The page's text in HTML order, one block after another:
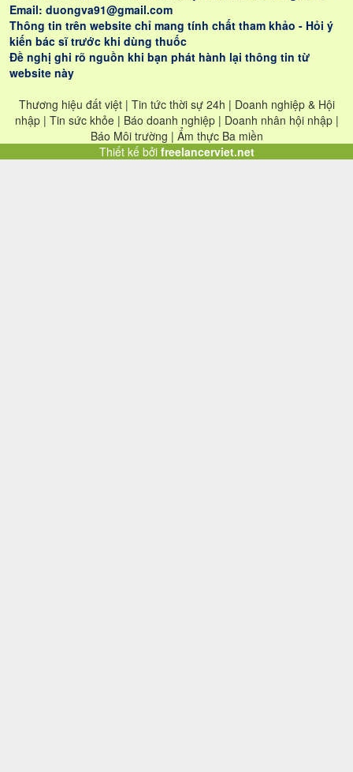
NHỮNG GIÁ TRỊ
THỰC SỰ ĐEM
LẠI CHO LỨA
ĐÔI
dùng
Email: duongva91@gmail.com
Thông tin trên website chỉ mang tính chất tham khảo - Hỏi ý
kiến bác sĩ trước khi dùng thuốc
Đề nghị ghi rõ nguồn khi bạn phát hành lại thông tin từ
website này
Thương hiệu đất việt | Tin tức thời sự 24h | Doanh nghiệp & Hội
nhập | Tin sức khỏe | Báo doanh nghiệp | Doanh nhân hội nhập |
Báo Môi trường | Ẩm thực Ba miền
Thiết kế bởi freelancerviet.net